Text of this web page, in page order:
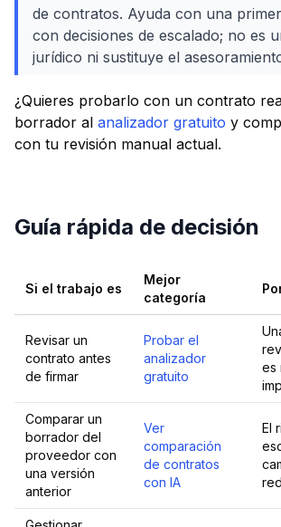
de contratos. Ayuda con una
con decisiones de escalado; no es
jurídico ni sustituye el
¿Quieres probarlo con un contrato
borrador al analizador gratuito y
con tu revisión manual actual.
Guía rápida de decisión
Si el trabajo es
Mejor
categoría
Revisar un
contrato antes
de firmar
Probar el
analizador
gratuito
es
Comparar un
borrador del
proveedor con
una versión
anterior
Ver
comparación
de contratos
con IA
El